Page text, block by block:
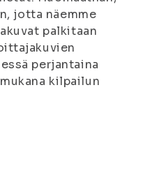
jotta näemme
palkitaan
perjantaina
kilpailun